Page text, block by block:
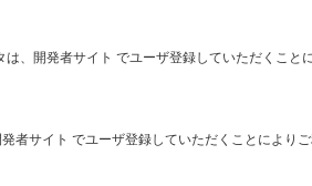
、開発者サイト でユーザ登録していただくこと
サイト でユーザ登録していただくことにより